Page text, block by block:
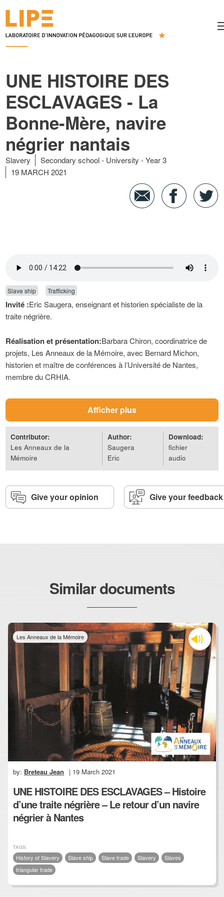
UNE HISTOIRE DES
ESCLAVAGES - La
Bonne-Mère, navire
négrier nantais
Slavery Secondary school University
Year 3
19 MARCH 2021
Slave ship Trafficking
Invité :Eric Saugera, enseignant et historien spécialiste de la
traite négrière.
Réalisation et présentation:Barbara Chiron, coordinatrice de
projets, Les Anneaux de la Mémoire, avec Bernard Michon,
historien et maître de conférences à l’Université de Nantes,
membre du CRHIA.
Enregistrement:Radio fidélité
Durée:14’22
Afficher plus
Contributor:
Les Anneaux de la
Mémoire
Author:
Saugera
Eric
Download:
fichier
audio
Give your opinion Give your feedback
Similar documents
Les Anneaux de la Mémoire
by: Breteau Jean | 19 March 2021
UNE HISTOIRE DES ESCLAVAGES – Histoire
d’une traite négrière – Le retour d’un navire
négrier à Nantes
TAGS:
History of Slavery Slave ship Slave trade Slavery
Slaves
triangular trade